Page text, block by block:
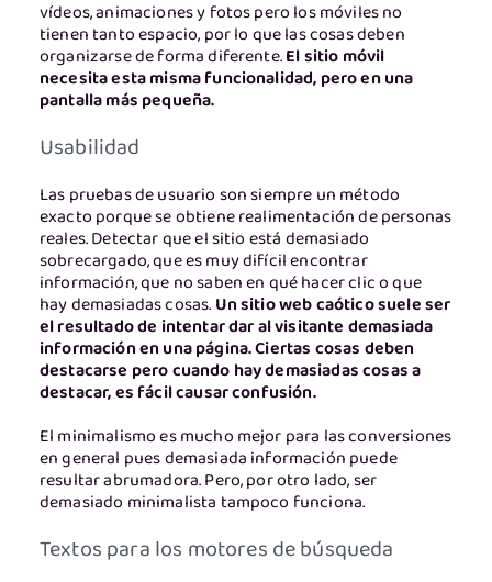
vídeos, animaciones y fotos pero los móviles no
tienen tanto espacio, por lo que las cosas deben
organizarse de forma diferente.El sitio móvil
necesita esta misma funcionalidad, pero en una
pantalla más pequeña.
Usabilidad
Las pruebas de usuario son siempre un método
exacto porque se obtiene realimentación de personas
reales. Detectar que el sitio está demasiado
sobrecargado, que es muy difícil encontrar
información, que no saben en qué hacer clic o que
hay demasiadas cosas.Un sitio web caótico suele ser
el resultado de intentar dar al visitante demasiada
información en una página. Ciertas cosas deben
destacarse pero cuando hay demasiadas cosas a
destacar, es fácil causar confusión.
El minimalismo es mucho mejor para las conversiones
en general pues demasiada información puede
resultar abrumadora. Pero, por otro lado, ser
demasiado minimalista tampoco funciona.
Textos para los motores de búsqueda